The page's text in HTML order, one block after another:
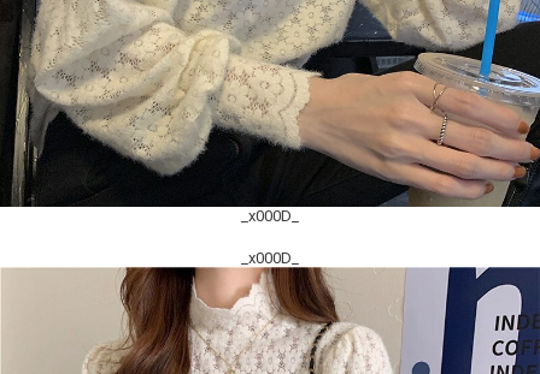
_x000D_
_x000D_